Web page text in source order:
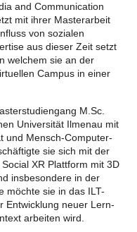
and Communication
mit ihrer Masterarbeit
von sozialen
aus dieser Zeit setzt
welchem sie an der
Campus in einer
M.Sc.
Universität Ilmenau mit
und Mensch-Computer-
sie sich mit der
XR Plattform mit 3D
insbesondere in der
möchte sie in das ILT-
Entwicklung neuer Lern-
arbeiten wird.